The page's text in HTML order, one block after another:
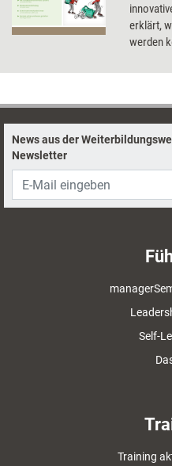
erklärt,
werden
News aus der
Newsletter
Self-
Training